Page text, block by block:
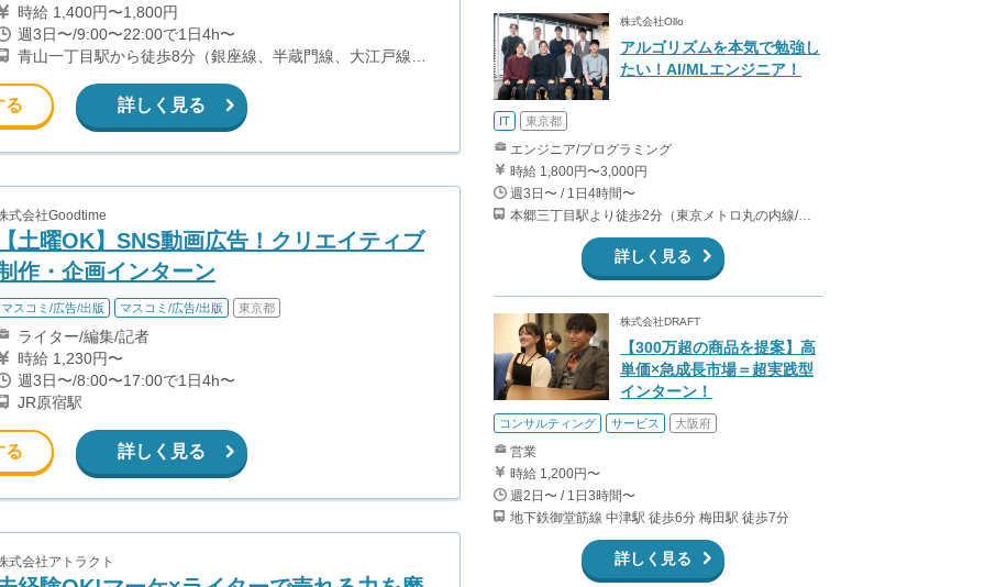
時給 1,400円〜1,800円
週3日〜/9:00〜22:00で1日4h〜
青山一丁目駅から徒歩8分（銀座線、半蔵門線、大江戸線）
る 詳しく見る
式会社Goodtime
土曜OK】SNS動画広告！クリエイティブ
作・企画インターン
マスコミ/広告/出版 マスコミ/広告/出版 東京都
ライター/編集/記者
時給 1,230円〜
週3日〜/8:00〜17:00で1日4h〜
JR原宿駅
る 詳しく見る
式会社アトラクト
株式会社Ollo
アルゴリズムを本気で勉強し
たい！AI/MLエンジニア！
IT 東京都
エンジニア/プログラミング
時給 1,800円〜3,000円
週3日〜 / 1日4時間〜
本郷三丁目駅より徒歩2分（東京メトロ丸の内線/都営地下鉄大江戸線）
詳しく見る
株式会社DRAFT
【300万超の商品を提案】高
単価×急成長市場＝超実践型
インターン！
コンサルティング サービス 大阪府
営業
時給 1,200円〜
週2日〜 / 1日3時間〜
地下鉄御堂筋線 中津駅 徒歩6分 梅田駅 徒歩7分
詳しく見る